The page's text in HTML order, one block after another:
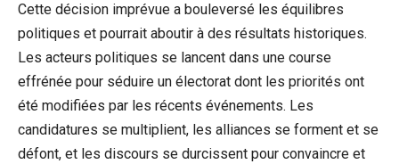
Cette‌ décision⁢ imprévue a bouleversé les équilibres​
politiques et pourrait aboutir à des résultats⁣ historiques.
Les acteurs⁢ politiques se lancent dans une ⁢course
effrénée ‍pour séduire un électorat dont les priorités ​ont
été modifiées par les récents ⁤événements. Les
candidatures se multiplient, les alliances se forment​ et se
défont, et les discours se durcissent pour‌ convaincre et